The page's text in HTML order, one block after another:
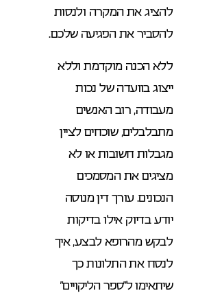
להציג את המקרה ולנסות
להסביר את הפגיעה שלכם.
ללא הכנה מוקדמת וללא
ייצוג בוועדה של נכות
מעבודה, רוב האנשים
מתבלבלים, שוכחים לציין
מגבלות חשובות או לא
מציגים את המסמכים
הנכונים. עורך דין מנוסה
יודע בדיוק אילו בדיקות
לבקש מהרופא לבצע, איך
לנסח את התלונות כך
שיתאימו ל”ספר הליקויים”